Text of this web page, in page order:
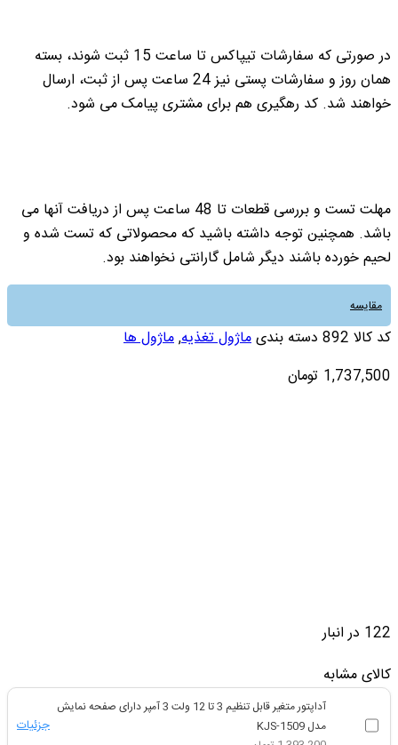
در صورتی که سفارشات تیپاکس تا ساعت 15 ثبت شوند، بسته
همان روز و سفارشات پستی نیز 24 ساعت پس از ثبت، ارسال
خواهند شد. کد رهگیری هم برای مشتری پیامک می شود.
مهلت تست و بررسی قطعات تا 48 ساعت پس از دریافت آنها می
باشد. همچنین توجه داشته باشید که محصولاتی که تست شده و
لحیم خورده باشند دیگر شامل گارانتی نخواهند بود.
مقایسه
کد کالا 892 دسته بندیماژول تغذیه,ماژول ها
1,737,500 تومان
122 در انبار
کالای مشابه
آداپتور متغیر قابل تنظیم 3 تا 12 ولت 3 آمپر دارای صفحه نمایش
مدل KJS-1509
جزئیات